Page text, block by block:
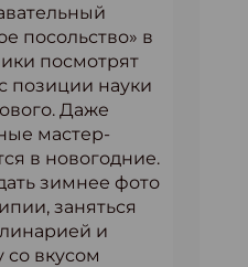
посольство» в
посмотрят
позиции науки
Даже
мастер-
в новогодние.
зимнее фото
заняться
и
со вкусом